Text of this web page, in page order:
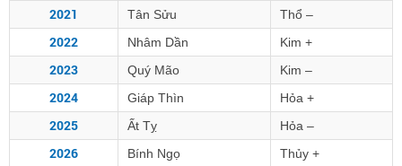
2021 Tân Sửu Thổ –
2022 Nhâm Dần Kim +
2023 Quý Mão Kim –
2024 Giáp Thìn Hỏa +
2025 Ất Tỵ Hỏa –
2026 Bính Ngọ Thủy +